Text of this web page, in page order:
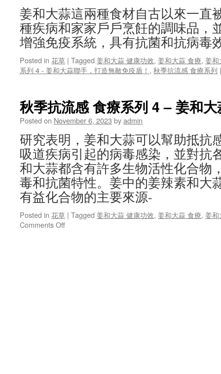
姜和大蒜這兩種食材自古以來一直
種疾病和家家戶戶烹飪的調味品，
增強免疫系統，具有抗菌和抗病毒
Posted in 花草 | Tagged 姜和大蒜 健康功效, 姜和大蒜 食療, 姜和
系列 4 - 姜和大蒜聯手，打造無敵免疫盾！ , 秋季抗流感 食療系列 |
秋季抗流感 食療系列 4 – 姜和大
Posted on November 6, 2023 byadmin
研究表明，姜和大蒜可以幫助抵抗
吸道疾病引起的病毒感染，並對抗
和大蒜都含有許多生物活性化合物
毒和抗菌特性。姜中的姜辣素和大
有益化合物的主要來源-
Posted in 花草 | Tagged 姜和大蒜 健康功效, 姜和大蒜 食療, 姜和
Comments Offon